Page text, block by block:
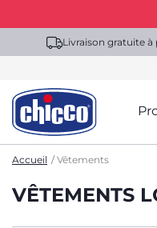
Livraison gratuite
Accueil Vêtements
VÊTEMENTS